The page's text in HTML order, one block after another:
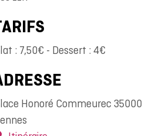
: 7,50€ - Dessert : 4€
Honoré Commeurec 35000